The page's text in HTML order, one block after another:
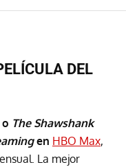
DEL
o The Shawshank
en HBO Max,
La mejor